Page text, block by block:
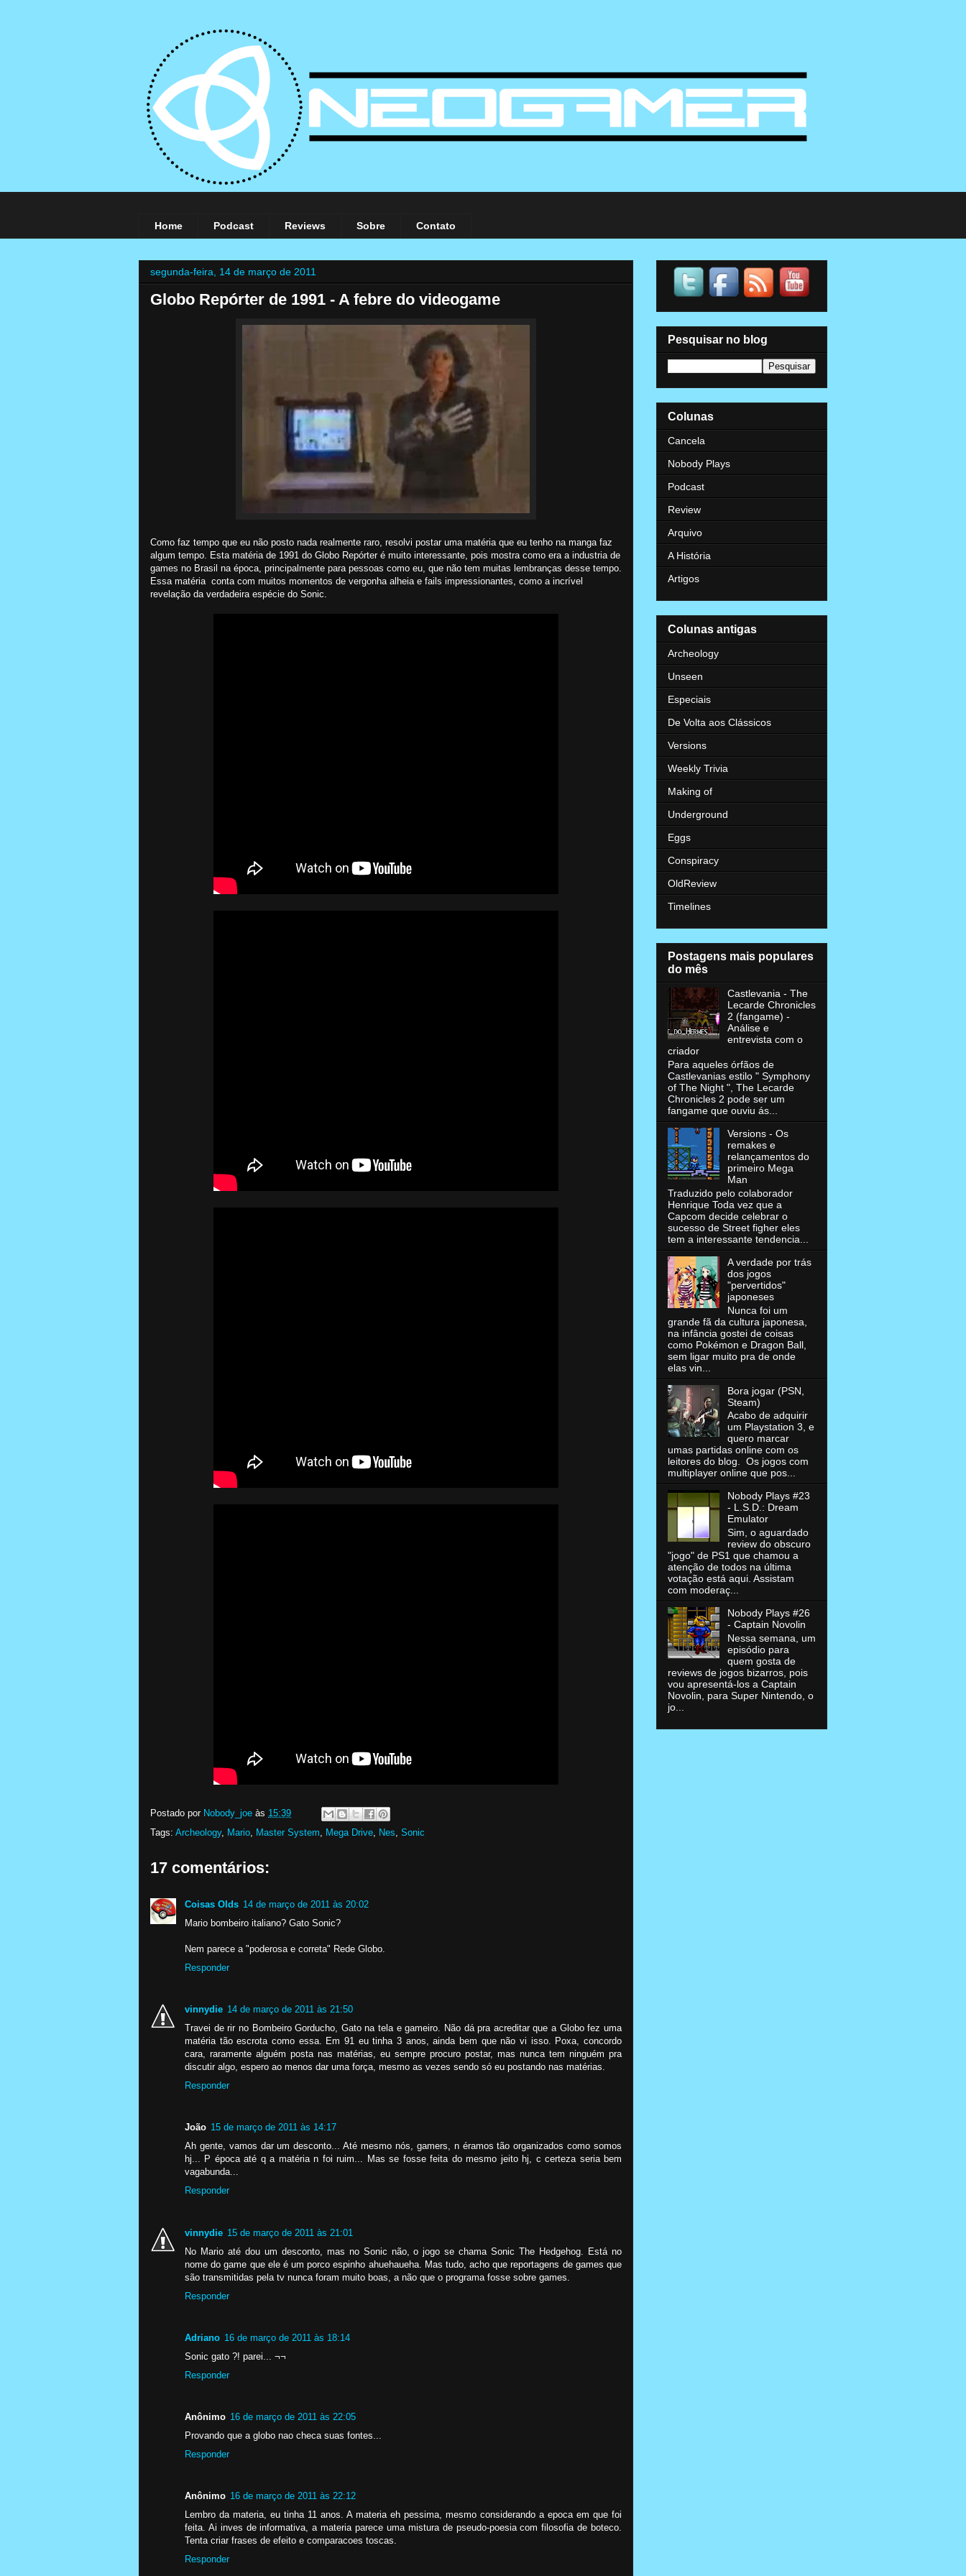
Home Podcast Reviews Sobre Contato
segunda-feira, 14 de março de 2011
Globo Repórter de 1991 - A febre do videogame
Como faz tempo que eu não posto nada realmente raro, resolvi postar uma matéria que eu tenho na manga faz
algum tempo. Esta matéria de 1991 do Globo Repórter é muito interessante, pois mostra como era a industria de
games no Brasil na época, principalmente para pessoas como eu, que não tem muitas lembranças desse tempo.
Essa matéria conta com muitos momentos de vergonha alheia e fails impressionantes, como a incrível
revelação da verdadeira espécie do Sonic.
Postado por Nobody_joe às 15:39
Tags: Archeology, Mario Master System Mega Drive Nes Sonic
17 comentários:
Coisas Olds 14 de março de 2011 às 20:02
Mario bombeiro italiano? Gato Sonic?
Nem parece a "poderosa e correta" Rede Globo.
Responder
vinnydie 14 de março de 2011 às 21:50
Travei de rir no Bombeiro Gorducho, Gato na tela e gameiro. Não dá pra acreditar que a Globo fez uma
matéria tão escrota como essa. Em 91 eu tinha 3 anos, ainda bem que não vi isso. Poxa, concordo
cara, raramente alguém posta nas matérias, eu sempre procuro postar, mas nunca tem ninguém pra
discutir algo, espero ao menos dar uma força, mesmo as vezes sendo só eu postando nas matérias.
Responder
João 15 de março de 2011 às 14:17
Ah gente, vamos dar um desconto... Até mesmo nós, gamers, n éramos tão organizados como somos
hj... P época até q a matéria n foi ruim... Mas se fosse feita do mesmo jeito hj, c certeza seria bem
vagabunda...
Responder
vinnydie 15 de março de 2011 às 21:01
No Mario até dou um desconto, mas no Sonic não, o jogo se chama Sonic The Hedgehog. Está no
nome do game que ele é um porco espinho ahuehaueha. Mas tudo, acho que reportagens de games que
são transmitidas pela tv nunca foram muito boas, a não que o programa fosse sobre games.
Responder
Adriano 16 de março de 2011 às 18:14
Sonic gato ?! parei... ¬¬
Responder
Anônimo 16 de março de 2011 às 22:05
Provando que a globo nao checa suas fontes...
Responder
Anônimo 16 de março de 2011 às 22:12
Lembro da materia, eu tinha 11 anos. A materia eh pessima, mesmo considerando a epoca em que foi
feita. Ai inves de informativa, a materia parece uma mistura de pseudo-poesia com filosofia de boteco.
Tenta criar frases de efeito e comparacoes toscas.
Responder
Pesquisar no blog
Colunas
Cancela
Nobody Plays
Podcast
Review
Arquivo
A História
Artigos
Colunas antigas
Archeology
Unseen
Especiais
De Volta aos Clássicos
Versions
Weekly Trivia
Making of
Underground
Eggs
Conspiracy
OldReview
Timelines
Postagens mais populares
do mês
Castlevania - The
Lecarde Chronicles
2 (fangame) -
Análise e
entrevista com o
criador
Para aqueles órfãos de
Castlevanias estilo " Symphony
of The Night ", The Lecarde
Chronicles 2 pode ser um
fangame que ouviu ás...
Versions - Os
remakes e
relançamentos do
primeiro Mega
Man
Traduzido pelo colaborador
Henrique Toda vez que a
Capcom decide celebrar o
sucesso de Street figher eles
tem a interessante tendencia...
A verdade por trás
dos jogos
"pervertidos"
japoneses
Nunca foi um
grande fã da cultura japonesa,
na infância gostei de coisas
como Pokémon e Dragon Ball,
sem ligar muito pra de onde
elas vin...
Bora jogar (PSN,
Steam)
Acabo de adquirir
um Playstation 3, e
quero marcar
umas partidas online com os
leitores do blog. Os jogos com
multiplayer online que pos...
Nobody Plays #23
- L.S.D.: Dream
Emulator
Sim, o aguardado
review do obscuro
"jogo" de PS1 que chamou a
atenção de todos na última
votação está aqui. Assistam
com moderaç...
Nobody Plays #26
- Captain Novolin
Nessa semana, um
episódio para
quem gosta de
reviews de jogos bizarros, pois
vou apresentá-los a Captain
Novolin, para Super Nintendo, o
jo...